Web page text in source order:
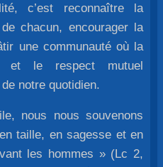
c’est reconnaître la
chacun, encourager la
une communauté où la
et le respect mutuel
notre quotidien.
nous nous souvenons
taille, en sagesse et en
les hommes » (Lc 2,